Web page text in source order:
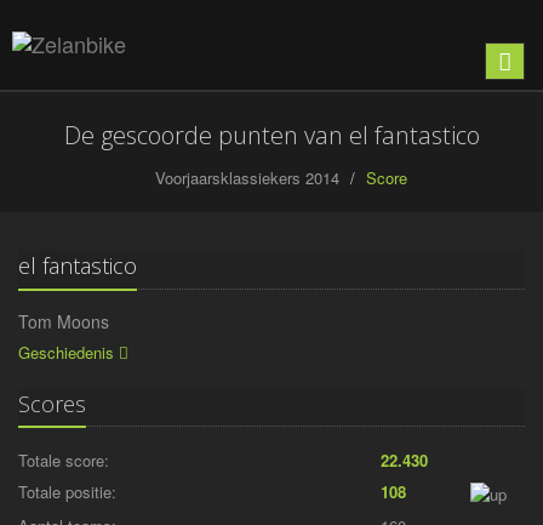
Toon
De gescoorde punten van el fantastico
Voorjaarsklassiekers 2014 Score
el fantastico
Tom Moons
Geschiedenis
Scores
Totale score:
22.430
Totale positie:
108